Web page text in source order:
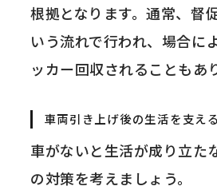
根拠となります。通常、
いう流れで行われ、場合に
ッカー回収されることもあ
車両引き上げ後の生活を支え
車がないと生活が成り立た
の対策を考えましょう。